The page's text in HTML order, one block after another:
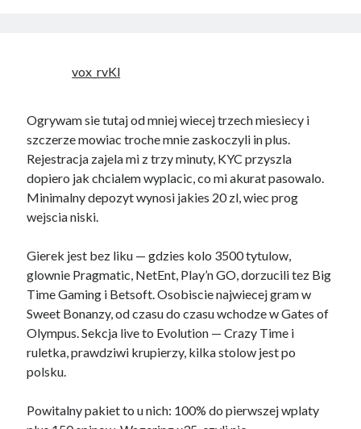
vox_rvKl
Ogrywam sie tutaj od mniej wiecej trzech miesiecy i
szczerze mowiac troche mnie zaskoczyli in plus.
Rejestracja zajela mi z trzy minuty, KYC przyszla
dopiero jak chcialem wyplacic, co mi akurat pasowalo.
Minimalny depozyt wynosi jakies 20 zl, wiec prog
wejscia niski.
Gierek jest bez liku — gdzies kolo 3500 tytulow,
glownie Pragmatic, NetEnt, Play’n GO, dorzucili tez Big
Time Gaming i Betsoft. Osobiscie najwiecej gram w
Sweet Bonanzy, od czasu do czasu wchodze w Gates of
Olympus. Sekcja live to Evolution — Crazy Time i
ruletka, prawdziwi krupierzy, kilka stolow jest po
polsku.
Powitalny pakiet to u nich: 100% do pierwszej wplaty